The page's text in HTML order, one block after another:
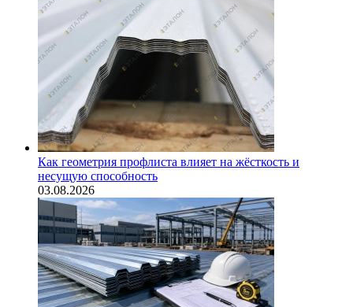
Как геометрия профлиста влияет на жёсткость и
несущую способность
03.08.2026